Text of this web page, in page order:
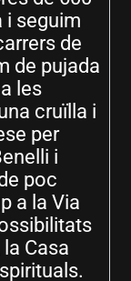
i seguim
de
de pujada
les
cruïlla i
per
i
poc
a la Via
la Casa